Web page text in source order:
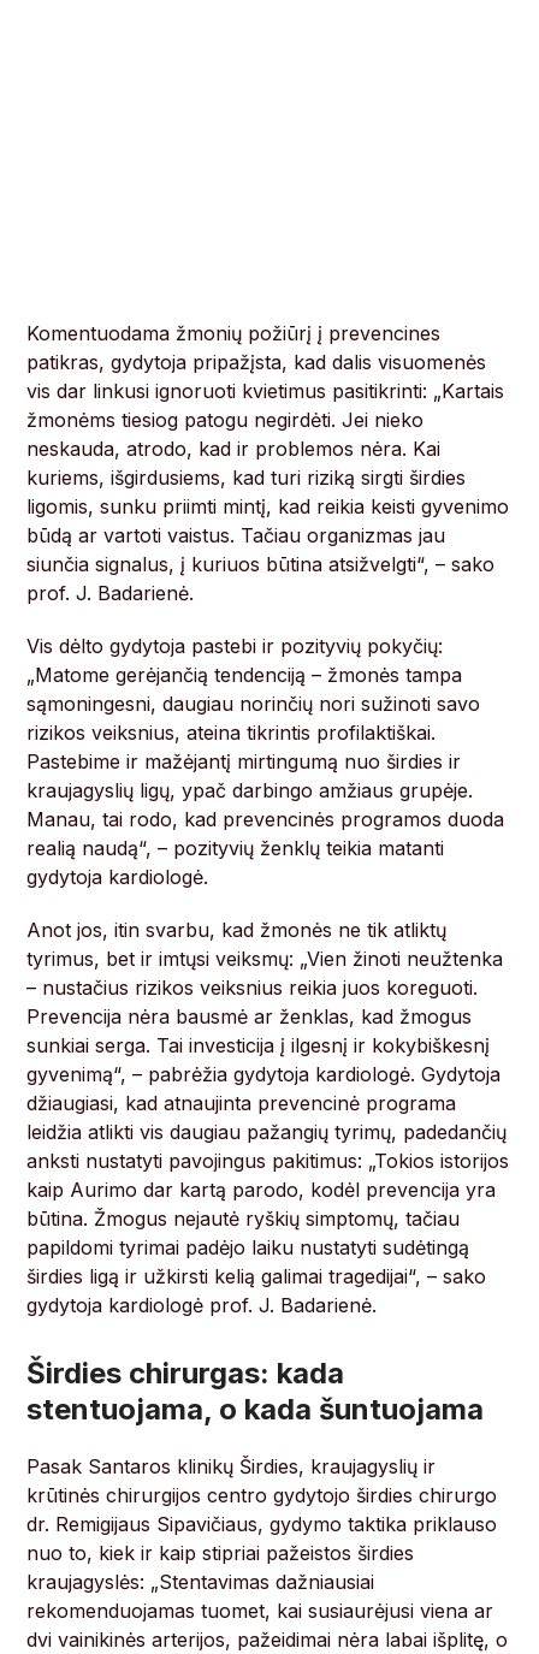
Komentuodama žmonių požiūrį į prevencines
patikras, gydytoja pripažįsta, kad dalis visuomenės
vis dar linkusi ignoruoti kvietimus pasitikrinti: „Kartais
žmonėms tiesiog patogu negirdėti. Jei nieko
neskauda, atrodo, kad ir problemos nėra. Kai
kuriems, išgirdusiems, kad turi riziką sirgti širdies
ligomis, sunku priimti mintį, kad reikia keisti gyvenimo
būdą ar vartoti vaistus. Tačiau organizmas jau
siunčia signalus, į kuriuos būtina atsižvelgti“, – sako
prof. J. Badarienė.
Vis dėlto gydytoja pastebi ir pozityvių pokyčių:
„Matome gerėjančią tendenciją – žmonės tampa
sąmoningesni, daugiau norinčių nori sužinoti savo
rizikos veiksnius, ateina tikrintis profilaktiškai.
Pastebime ir mažėjantį mirtingumą nuo širdies ir
kraujagyslių ligų, ypač darbingo amžiaus grupėje.
Manau, tai rodo, kad prevencinės programos duoda
realią naudą“, – pozityvių ženklų teikia matanti
gydytoja kardiologė.
Anot jos, itin svarbu, kad žmonės ne tik atliktų
tyrimus, bet ir imtųsi veiksmų: „Vien žinoti neužtenka
– nustačius rizikos veiksnius reikia juos koreguoti.
Prevencija nėra bausmė ar ženklas, kad žmogus
sunkiai serga. Tai investicija į ilgesnį ir kokybiškesnį
gyvenimą“, – pabrėžia gydytoja kardiologė. Gydytoja
džiaugiasi, kad atnaujinta prevencinė programa
leidžia atlikti vis daugiau pažangių tyrimų, padedančių
anksti nustatyti pavojingus pakitimus: „Tokios istorijos
kaip Aurimo dar kartą parodo, kodėl prevencija yra
būtina. Žmogus nejautė ryškių simptomų, tačiau
papildomi tyrimai padėjo laiku nustatyti sudėtingą
širdies ligą ir užkirsti kelią galimai tragedijai“, – sako
gydytoja kardiologė prof. J. Badarienė.
Širdies chirurgas: kada
stentuojama, o kada šuntuojama
Pasak Santaros klinikų Širdies, kraujagyslių ir
krūtinės chirurgijos centro gydytojo širdies chirurgo
dr. Remigijaus Sipavičiaus, gydymo taktika priklauso
nuo to, kiek ir kaip stipriai pažeistos širdies
kraujagyslės: „Stentavimas dažniausiai
rekomenduojamas tuomet, kai susiaurėjusi viena ar
dvi vainikinės arterijos, pažeidimai nėra labai išplitę, o